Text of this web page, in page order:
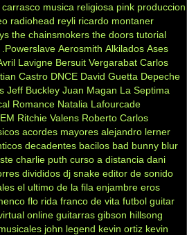
carrasco musica religiosa pink produccion
radiohead reyli ricardo montaner
the chainsmokers the doors tutorial
.Powerslave Aerosmith Alkilados Ases
Lavigne Bersuit Vergarabat Carlos
Castro DNCE David Guetta Depeche
Jeff Buckley Juan Magan La Septima
Romance Natalia Lafourcade
Ritchie Valens Roberto Carlos
acordes mayores alejandro lerner
decadentes bacilos bad bunny blur
charlie puth curso a distancia dani
divididos dj snake editor de sonido
el ultimo de la fila enjambre eros
flo rida franco de vita futbol guitar
online guitarras gibson hillsong
john legend kevin ortiz kevin